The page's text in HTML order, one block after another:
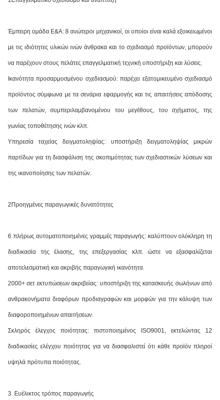
Έμπειρη ομάδα Ε&Α: 8 ανώτεροι μηχανικοί, οι οποίοι είναι καλά εξοικειωμένοι
με τις ιδιότητες υλικών ινών άνθρακα και το σχεδιασμό προϊόντων, μπορούν
να παρέχουν στους πελάτες επαγγελματική τεχνική υποστήριξη και λύσεις.
Ικανότητα προσαρμοσμένου σχεδιασμού: παρέχει εξατομικευμένο σχεδιασμό
προϊόντος σύμφωνα με τα σενάρια εφαρμογής και τις απαιτήσεις απόδοσης
των πελατών, συμπεριλαμβανομένου του μεγέθους, του σχήματος, της
γωνίας τοποθέτησης ινών κλπ.
Υπηρεσία ταχείας δειγματοληψίας: υποστήριξη δειγματοληψίας μικρών
παρτίδων για τη διασφάλιση της σκοπιμότητας των σχεδιαστικών λύσεων και
της ικανοποίησης των πελατών.
2Προηγμένες παραγωγικές δυνατότητες
6 πλήρως αυτοματοποιημένες γραμμές παραγωγής: καλύπτουν ολόκληρη τη
διαδικασία της έλασης, της επεξεργασίας κλπ. ώστε να εξασφαλίζεται
αποτελεσματική και ακριβής παραγωγική ικανότητα.
2000+ σετ εκτυπώσεων ακριβείας: υποστήριξη της κατασκευής σωλήνων από
ανθρακονήματα διαφόρων προδιαγραφών και μορφών για την κάλυψη των
διαφοροποιημένων απαιτήσεων.
Σκληρός έλεγχος ποιότητας: πιστοποιημένος ISO9001, εκτελώντας 12
διαδικασίες ελέγχου ποιότητας για να διασφαλιστεί ότι κάθε προϊόν πληροί
υψηλά πρότυπα ποιότητας.
3. Ευέλικτος τρόπος παραγωγής